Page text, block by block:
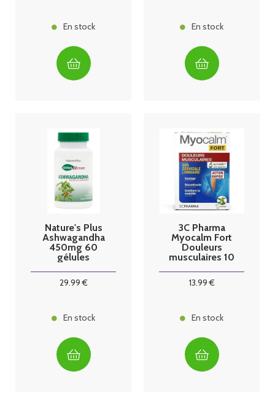
En stock En stock
Nature's Plus
Ashwagandha
450mg 60
gélules
29.99€
En stock
3C Pharma
Myocalm Fort
Douleurs
musculaires 10
13.99€
En stock